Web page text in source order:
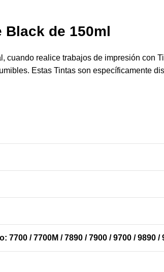
Black de 150ml
cuando realice trabajos de impresión con
Estas Tintas son específicamente
7700 / 7700M / 7890 / 7900 / 9700 / 9890 /